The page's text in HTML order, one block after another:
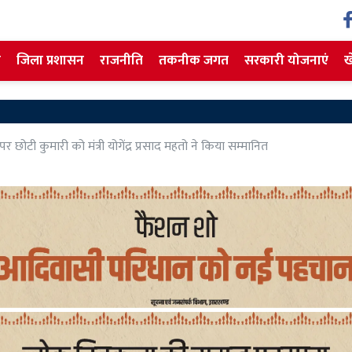
जिला प्रशासन राजनीति तकनीक जगत सरकारी योजनाएं
छोटी कुमारी को मंत्री योगेंद्र प्रसाद महतो ने किया सम्मानित